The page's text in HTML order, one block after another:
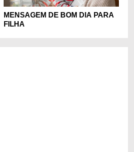
MENSAGEM DE BOM DIA PARA
FILHA